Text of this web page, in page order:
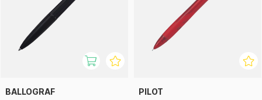
BALLOGRAF PILOT